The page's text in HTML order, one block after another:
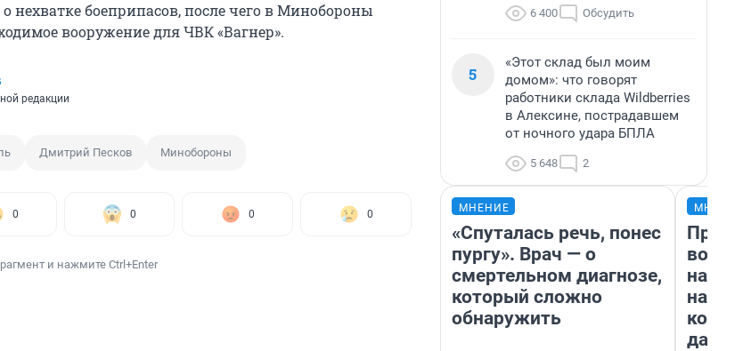
нехватке боеприпасов, после чего в Минобороны
вооружение для ЧВК «Вагнер».
редакции
Дмитрий Песков Минобороны
0 0 0 0
и нажмите Ctrl+Enter
6 400 Обсудить
5
«Этот склад был моим
домом»: что говорят
работники склада Wildberries
в Алексине, пострадавшем
от ночного удара БПЛА
5 648 2
МНЕНИЕ
«Спуталась речь, понес
пургу». Врач — о
смертельном диагнозе,
который сложно
обнаружить
нам
даже